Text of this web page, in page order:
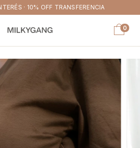
· 10% OFF TRANSFERENCIA
0